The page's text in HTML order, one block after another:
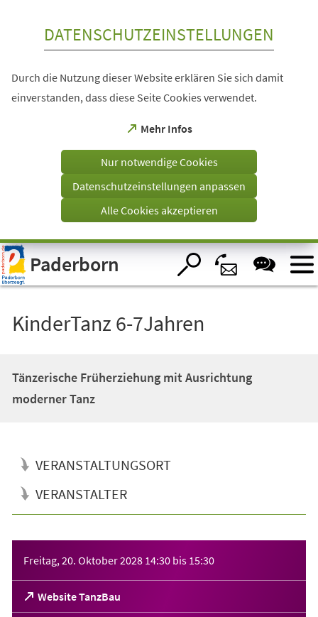
Visuelle
Assistenzsoftware
öffnen.
DATENSCHUTZEINSTELLUNGEN
Durch die Nutzung dieser Website erklären Sie sich damit
einverstanden, dass diese Seite Cookies verwendet.
Mehr Infos
(Öffnet
einem
Tab)
Nur notwendige Cookies
Datenschutzeinstellungen anpassen
Alle Cookies akzeptieren
Paderborn
KinderTanz 6-7Jahren
Tänzerische Früherziehung mit Ausrichtung
moderner Tanz
VERANSTALTUNGSORT
VERANSTALTER
Freitag, 20. Oktober 2028 14:30 bis 15:30
Website TanzBau
(Öffnet
in